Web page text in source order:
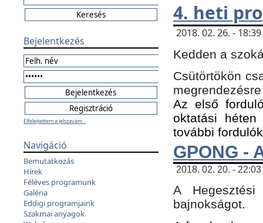
Bejelentkezés
Elfelejtettem a jelszavam...
Navigáció
Bemutatkozás
Hírek
Féléves programunk
Galéria
Eddigi programjaink
Szakmai anyagok
4. heti
2018. 02. 26. -
Kedden a
Csütörtökön
Az első
oktatási
további
GPONG -
2018. 02. 20. -
A
bajnokságot.